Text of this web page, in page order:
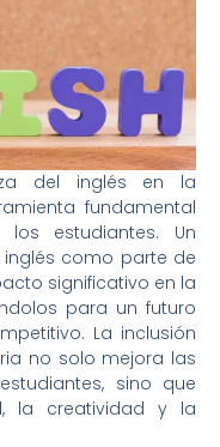
del inglés en la
fundamental
estudiantes. Un
como parte de
significativo en la
para un futuro
La inclusión
no solo mejora las
sino que
la creatividad y la